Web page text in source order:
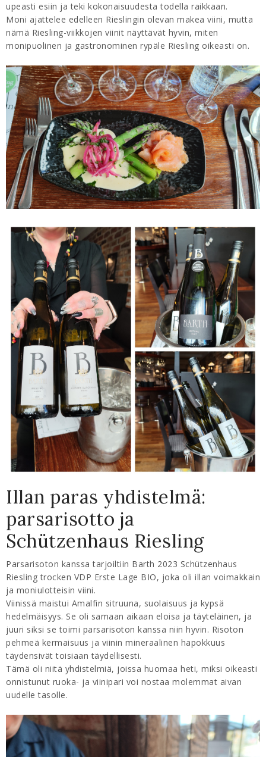
upeasti esiin ja teki kokonaisuudesta todella raikkaan.
Moni ajattelee edelleen Rieslingin olevan makea viini, mutta
nämä Riesling-viikkojen viinit näyttävät hyvin, miten
monipuolinen ja gastronominen rypäle Riesling oikeasti on.
Illan paras yhdistelmä:
parsarisotto ja
Schützenhaus Riesling
Parsarisoton kanssa tarjoiltiin Barth 2023 Schützenhaus
Riesling trocken VDP Erste Lage BIO, joka oli illan voimakkain
ja moniulotteisin viini.
Viinissä maistui Amalfin sitruuna, suolaisuus ja kypsä
hedelmäisyys. Se oli samaan aikaan eloisa ja täyteläinen, ja
juuri siksi se toimi parsarisoton kanssa niin hyvin. Risoton
pehmeä kermaisuus ja viinin mineraalinen hapokkuus
täydensivät toisiaan täydellisesti.
Tämä oli niitä yhdistelmiä, joissa huomaa heti, miksi oikeasti
onnistunut ruoka- ja viinipari voi nostaa molemmat aivan
uudelle tasolle.